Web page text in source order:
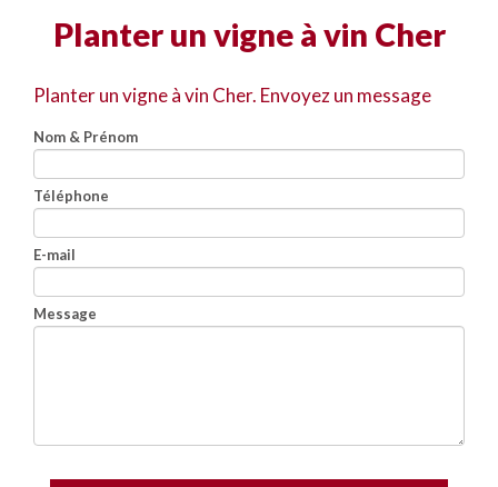
Planter un vigne à vin Cher
Planter un vigne à vin Cher. Envoyez un message
Nom & Prénom
Téléphone
E-mail
Message